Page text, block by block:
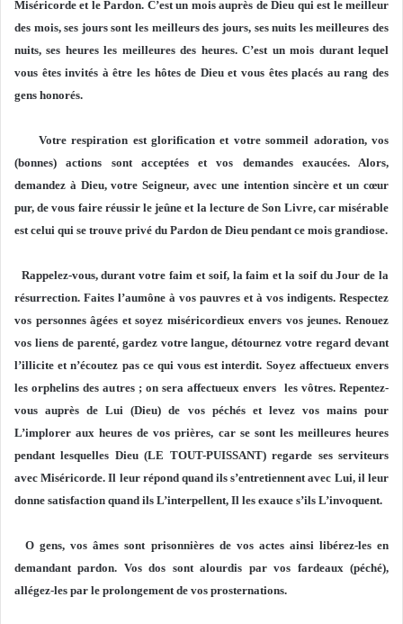
Miséricorde et le Pardon. C’est un mois auprès de Dieu qui est le meilleur
des mois, ses jours sont les meilleurs des jours, ses nuits les meilleures des
nuits, ses heures les meilleures des heures. C’est un mois durant lequel
vous êtes invités à être les hôtes de Dieu et vous êtes placés au rang des
gens honorés.
Votre respiration est glorification et votre sommeil adoration, vos
(bonnes) actions sont acceptées et vos demandes exaucées. Alors,
demandez à Dieu, votre Seigneur, avec une intention sincère et un cœur
pur, de vous faire réussir le jeûne et la lecture de Son Livre, car misérable
est celui qui se trouve privé du Pardon de Dieu pendant ce mois grandiose.
Rappelez-vous, durant votre faim et soif, la faim et la soif du Jour de la
résurrection. Faites l’aumône à vos pauvres et à vos indigents. Respectez
vos personnes âgées et soyez miséricordieux envers vos jeunes. Renouez
vos liens de parenté, gardez votre langue, détournez votre regard devant
l’illicite et n’écoutez pas ce qui vous est interdit. Soyez affectueux envers
les orphelins des autres ; on sera affectueux envers les vôtres. Repentez-
vous auprès de Lui (Dieu) de vos péchés et levez vos mains pour
L’implorer aux heures de vos prières, car se sont les meilleures heures
pendant lesquelles Dieu (LE TOUT-PUISSANT) regarde ses serviteurs
avec Miséricorde. Il leur répond quand ils s’entretiennent avec Lui, il leur
donne satisfaction quand ils L’interpellent, Il les exauce s’ils L’invoquent.
O gens, vos âmes sont prisonnières de vos actes ainsi libérez-les en
demandant pardon. Vos dos sont alourdis par vos fardeaux (péché),
allégez-les par le prolongement de vos prosternations.